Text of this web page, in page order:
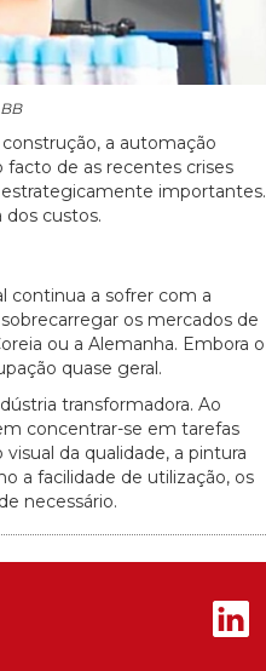
a automação
facto de as recentes crises
importantes.
custos.
continua a sofrer com a
os mercados de
ou a Alemanha. Embora o
quase geral.
transformadora. Ao
concentrar-se em tarefas
da qualidade, a pintura
a facilidade de utilização, os
necessário.